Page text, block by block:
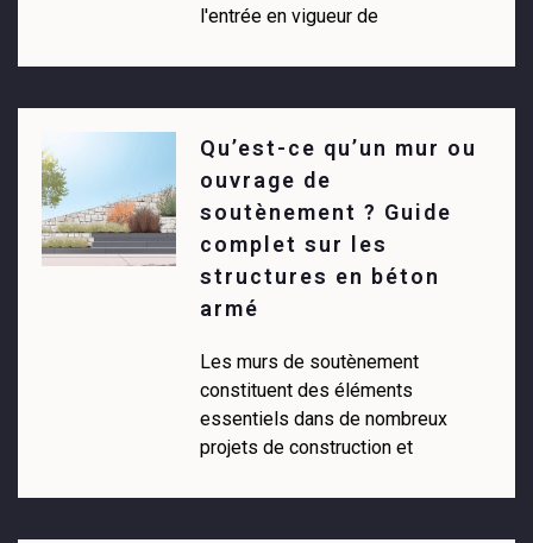
l'entrée en vigueur de
Qu’est-ce qu’un mur ou
ouvrage de
soutènement ? Guide
complet sur les
structures en béton
armé
Les murs de soutènement
constituent des éléments
essentiels dans de nombreux
projets de construction et